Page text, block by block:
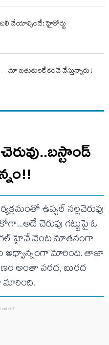
చేయాల్సిందే: హైకోర్టు
బతుకులకే కంచె వేస్తున్నారు !
ఉప్పల్ నల్లచెరువు
చెరువు గట్టుపై ఓ
హైవే వెంట నూతనంగా
అధ్వాన్నంగా మారింది. తాజా
అంతా వరద, బురద